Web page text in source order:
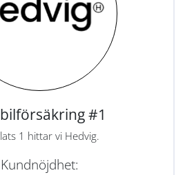
#1
1 hittar vi Hedvig.
Kundnöjdhet: